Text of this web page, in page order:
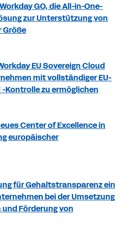
GO, die All-in-One-
zur Unterstützung von
Größe
EU Sovereign Cloud
mit vollständiger EU-
Kontrolle zu ermöglichen
Center of Excellence in
europäischer
für Gehaltstransparenz ein
bei der Umsetzung
und Förderung von